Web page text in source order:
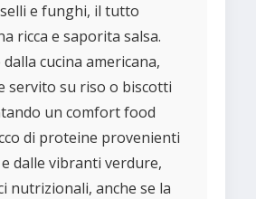
e funghi, il tutto
ricca e saporita salsa.
cucina americana,
servito su riso o biscotti
un comfort food
di proteine provenienti
dalle vibranti verdure,
nutrizionali, anche se la